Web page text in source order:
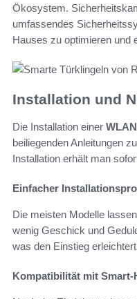
Ökosystem.
umfassendes
Hauses zu optimieren und
Installation und
Die Installation einer
beiliegenden Anleitungen
Installation erhält man
Einfacher
Die meisten Modelle
wenig Geschick und
was den Einstieg
Kompatibilität mit Smart-